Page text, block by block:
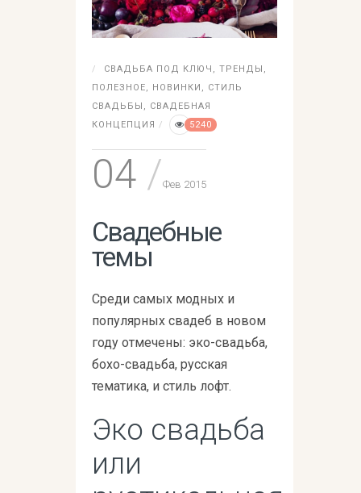
СВАДЬБА ПОД КЛЮЧ ,ТРЕНДЫ ,
ПОЛЕЗНОЕ, НОВИНКИ , СТИЛЬ
СВАДЬБЫ , СВАДЕБНАЯ
КОНЦЕПЦИЯ
5240
04 Фев 2015
Свадебные
темы
Среди самых модных и
популярных свадеб в новом
году отмечены: эко-свадьба,
бохо-свадьба, русская
тематика, и стиль лофт.
Эко свадьба
или